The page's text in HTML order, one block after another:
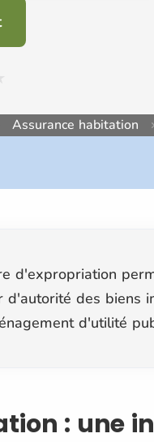
Assurance habitation
d'expropriation
d'autorité des biens
d'utilité
: une